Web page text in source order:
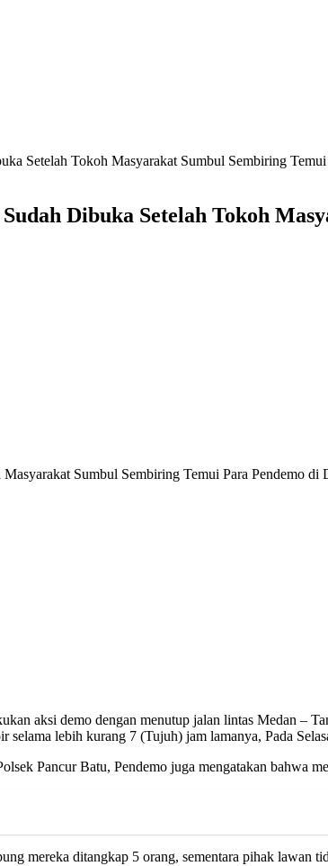
Setelah Tokoh Masyarakat Sumbul Sembiring
Dibuka Setelah Tokoh
Sumbul Sembiring Temui Para Pendemo di
aksi demo dengan menutup jalan lintas Medan –
selama lebih kurang 7 (Tujuh) jam lamanya, Pada
Pancur Batu, Pendemo juga mengatakan bahwa
mereka ditangkap 5 orang, sementara pihak lawan